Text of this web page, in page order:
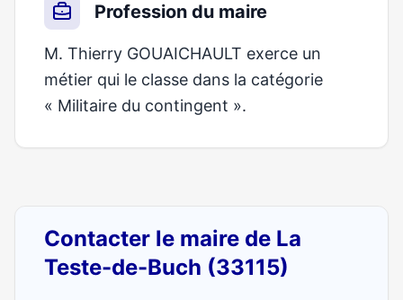
Profession du maire
M. Thierry GOUAICHAULT exerce un
métier qui le classe dans la catégorie
« Militaire du contingent ».
Contacter le maire de La
Teste-de-Buch (33115)